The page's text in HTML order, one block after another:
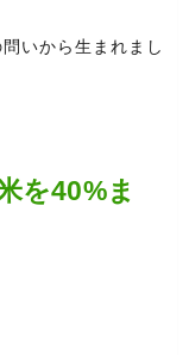
いから生まれまし
を40%ま